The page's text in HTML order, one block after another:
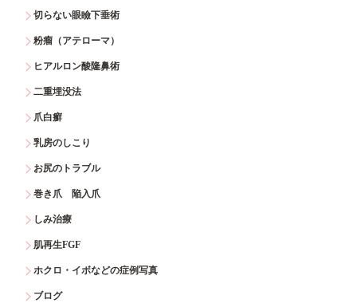
切らない眼瞼下垂術
粉瘤（アテローマ）
ヒアルロン酸隆鼻術
二重埋没法
爪白癬
乳房のしこり
お尻のトラブル
巻き爪 陥入爪
しみ治療
肌再生FGF
ホクロ・イボなどの症例写真
ブログ